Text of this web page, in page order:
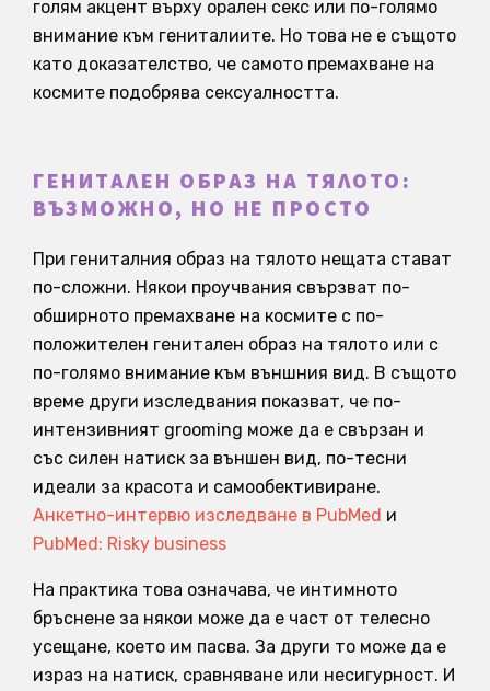
голям акцент върху орален секс или по-голямо
внимание към гениталиите. Но това не е същото
като доказателство, че самото премахване на
космите подобрява сексуалността.
ГЕНИТАЛЕН ОБРАЗ НА ТЯЛОТО:
ВЪЗМОЖНО, НО НЕ ПРОСТО
При гениталния образ на тялото нещата стават
по-сложни. Някои проучвания свързват по-
обширното премахване на космите с по-
положителен генитален образ на тялото или с
по-голямо внимание към външния вид. В същото
време други изследвания показват, че по-
интензивният grooming може да е свързан и
със силен натиск за външен вид, по-тесни
идеали за красота и самообективиране.
Анкетно-интервю изследване в PubMed и
PubMed: Risky business
На практика това означава, че интимното
бръснене за някои може да е част от телесно
усещане, което им пасва. За други то може да е
израз на натиск, сравняване или несигурност. И